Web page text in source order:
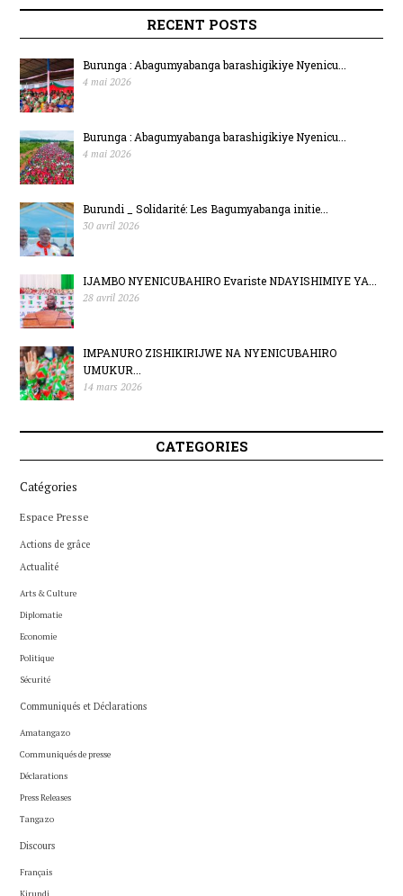
2027. RECENT POSTS
Burunga : Abagumyabanga barashigikiye Nyenicu...
4 mai 2026
Burunga : Abagumyabanga barashigikiye Nyenicu...
4 mai 2026
Burundi _ Solidarité: Les Bagumyabanga initie...
30 avril 2026
IJAMBO NYENICUBAHIRO Evariste NDAYISHIMIYE YA...
28 avril 2026
IMPANURO ZISHIKIRIJWE NA NYENICUBAHIRO
UMUKUR...
14 mars 2026
CATEGORIES
Catégories
Espace Presse
Actions de grâce
Actualité
Arts & Culture
Diplomatie
Economie
Politique
Sécurité
Communiqués et Déclarations
Amatangazo
Communiqués de presse
Déclarations
Press Releases
Tangazo
Discours
Français
Kirundi